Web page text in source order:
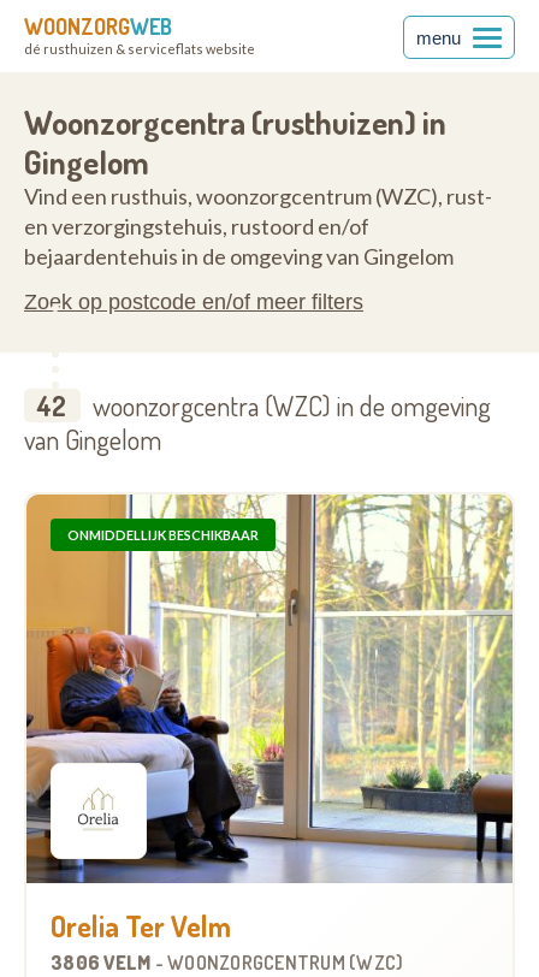
WOONZORGWEB
dé rusthuizen & serviceflats website
menu
Woonzorgcentra (rusthuizen) in
Gingelom
Vind een rusthuis, woonzorgcentrum (WZC), rust-
en verzorgingstehuis, rustoord en/of
bejaardentehuis in de omgeving van Gingelom
Zoek op postcode en/of meer filters
42
woonzorgcentra (WZC) in de omgeving
van Gingelom
ONMIDDELLIJK BESCHIKBAAR
Orelia Ter Velm
3806 VELM - WOONZORGCENTRUM (WZC)